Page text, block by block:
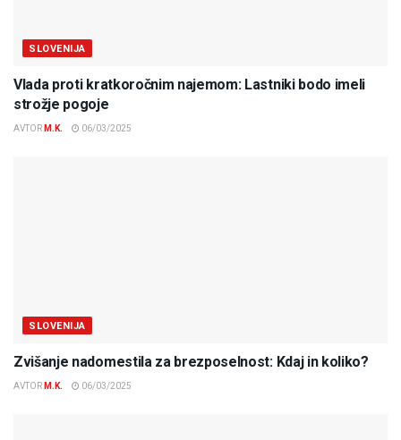
SLOVENIJA
Vlada proti kratkoročnim najemom: Lastniki bodo imeli
strožje pogoje
AVTOR M.K. 06/03/2025
SLOVENIJA
Zvišanje nadomestila za brezposelnost: Kdaj in koliko?
AVTOR M.K. 06/03/2025